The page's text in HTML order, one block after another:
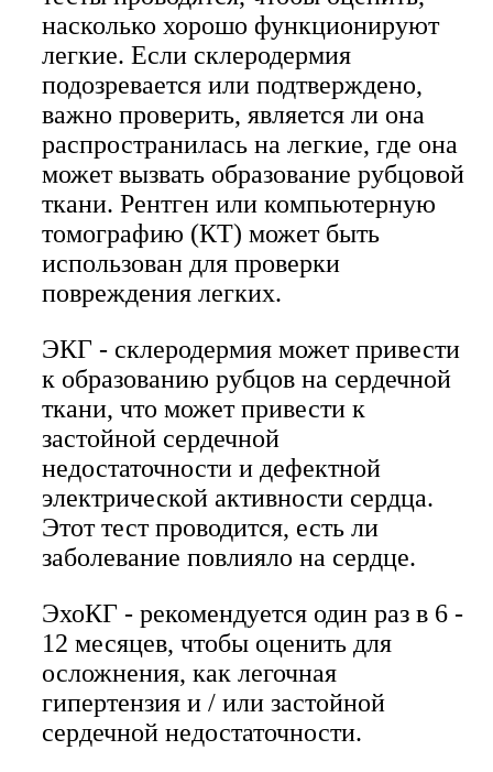
насколько хорошо функционируют
легкие. Если склеродермия
подозревается или подтверждено,
важно проверить, является ли она
распространилась на легкие, где она
может вызвать образование рубцовой
ткани. Рентген или компьютерную
томографию (КТ) может быть
использован для проверки
повреждения легких.
ЭКГ - склеродермия может привести
к образованию рубцов на сердечной
ткани, что может привести к
застойной сердечной
недостаточности и дефектной
электрической активности сердца.
Этот тест проводится, есть ли
заболевание повлияло на сердце.
ЭхоКГ - рекомендуется один раз в 6 -
12 месяцев, чтобы оценить для
осложнения, как легочная
гипертензия и / или застойной
сердечной недостаточности.